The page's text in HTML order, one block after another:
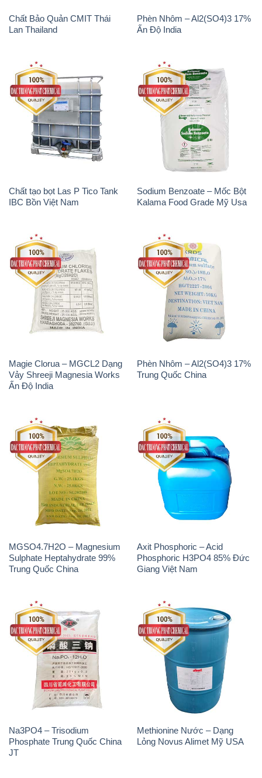
Chất Bảo Quản CMIT Thái
Lan Thailand
Phèn Nhôm – Al2(SO4)3 17%
Ấn Độ India
Chất tạo bọt Las P Tico Tank
IBC Bồn Việt Nam
Sodium Benzoate – Mốc Bột
Kalama Food Grade Mỹ Usa
Magie Clorua – MGCL2 Dạng
Vảy Shreeji Magnesia Works
Ấn Độ India
Phèn Nhôm – Al2(SO4)3 17%
Trung Quốc China
MGSO4.7H2O – Magnesium
Sulphate Heptahydrate 99%
Trung Quốc China
Axit Phosphoric – Acid
Phosphoric H3PO4 85% Đức
Giang Việt Nam
Na3PO4 – Trisodium
Phosphate Trung Quốc China
JT
Methionine Nước – Dạng
Lỏng Novus Alimet Mỹ USA